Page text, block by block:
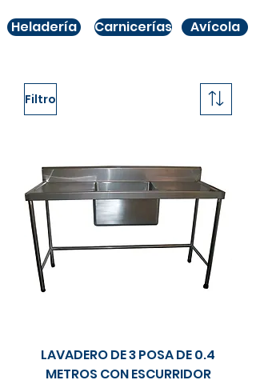
Heladería
Carnicerías Avícola
Filtro
LAVADERO DE 3 POSA DE 0.4
METROS CON ESCURRIDOR